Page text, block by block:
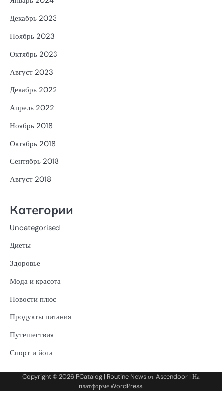
Декабрь 2023
Ноябрь 2023
Октябрь 2023
Август 2023
Декабрь 2022
Апрель 2022
Ноябрь 2018
Октябрь 2018
Сентябрь 2018
Август 2018
Категории
Uncategorised
Диеты
Здоровье
Мода и красота
Новости плюс
Продукты питания
Путешествия
Спорт и йога
Copyright © 2026 PCatalog | Routine News отAscendoor | На
платформеWordPress.